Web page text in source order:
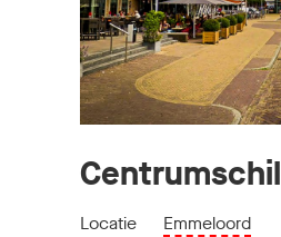
Centrumschil
Locatie
Emmeloord